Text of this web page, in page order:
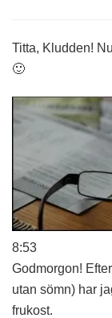
Titta, Kludden!
🙂
8:53
Godmorgon!
utan sömn) har
frukost.